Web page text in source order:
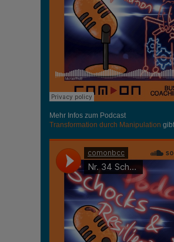
Mehr Infos zum Podcast
Transformation durch Manipulation